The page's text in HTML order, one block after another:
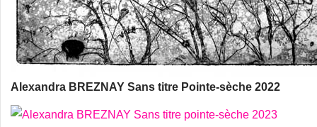
Alexandra BREZNAY Sans titre Pointe-sèche 2022